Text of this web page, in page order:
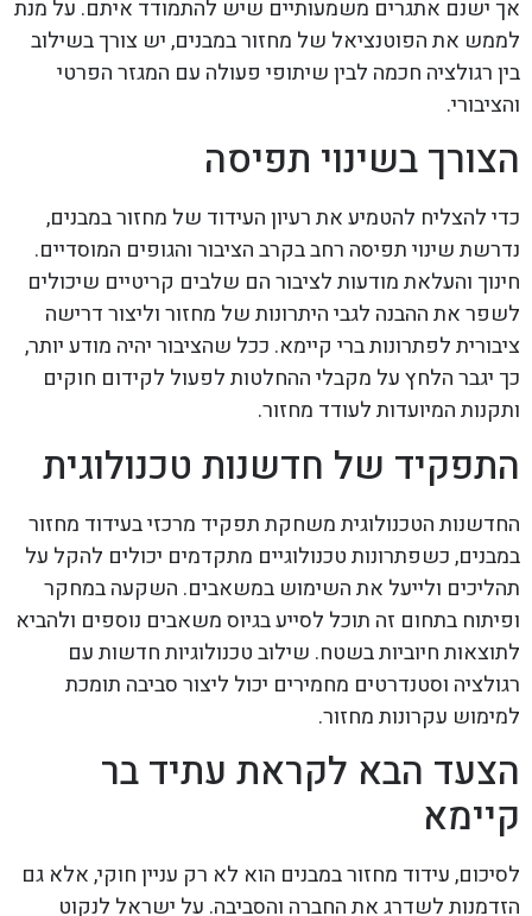
אך ישנם אתגרים משמעותיים שיש להתמודד איתם. על מנת
לממש את הפוטנציאל של מחזור במבנים, יש צורך בשילוב
בין רגולציה חכמה לבין שיתופי פעולה עם המגזר הפרטי
והציבורי.
הצורך בשינוי תפיסה
כדי להצליח להטמיע את רעיון העידוד של מחזור במבנים,
נדרשת שינוי תפיסה רחב בקרב הציבור והגופים המוסדיים.
חינוך והעלאת מודעות לציבור הם שלבים קריטיים שיכולים
לשפר את ההבנה לגבי היתרונות של מחזור וליצור דרישה
ציבורית לפתרונות ברי קיימא. ככל שהציבור יהיה מודע יותר,
כך יגבר הלחץ על מקבלי ההחלטות לפעול לקידום חוקים
ותקנות המיועדות לעודד מחזור.
התפקיד של חדשנות טכנולוגית
החדשנות הטכנולוגית משחקת תפקיד מרכזי בעידוד מחזור
במבנים, כשפתרונות טכנולוגיים מתקדמים יכולים להקל על
תהליכים ולייעל את השימוש במשאבים. השקעה במחקר
ופיתוח בתחום זה תוכל לסייע בגיוס משאבים נוספים ולהביא
לתוצאות חיוביות בשטח. שילוב טכנולוגיות חדשות עם
רגולציה וסטנדרטים מחמירים יכול ליצור סביבה תומכת
למימוש עקרונות מחזור.
הצעד הבא לקראת עתיד בר
קיימא
לסיכום, עידוד מחזור במבנים הוא לא רק עניין חוקי, אלא גם
הזדמנות לשדרג את החברה והסביבה. על ישראל לנקוט